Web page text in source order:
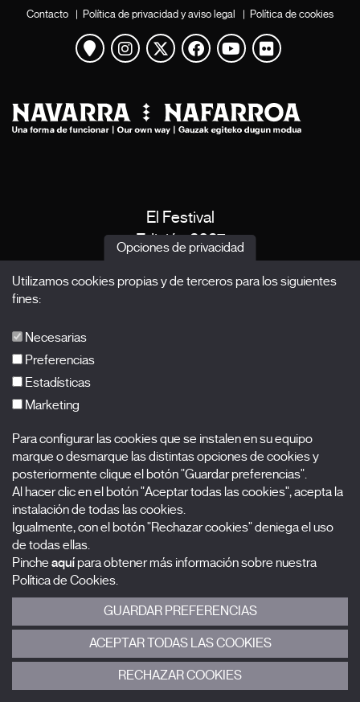
Contacto | Política de privacidad y aviso legal | Política de cookies
Ver mapa
Instagram
Twitter
Facebook
Youtube
Flickr
El Festival
Edición 2027
Acreditaciones
Nombre
Apellidos
Correo electrónico
Selecciona una categoría
0 listas seleccionadas
Acepto términos, condiciones ypolítica de privacidad
Opciones de privacidad
Utilizamos cookies propias y de terceros para los siguientes
fines:
Necesarias
Preferencias
Estadísticas
Marketing
Para configurar las cookies que se instalen en su equipo
marque o desmarque las distintas opciones de cookies y
posteriormente clique el botón "Guardar preferencias".
Al hacer clic en el botón "Aceptar todas las cookies", acepta la
instalación de todas las cookies.
Igualmente, con el botón "Rechazar cookies" deniega el uso
de todas ellas.
Pinche aquí para obtener más información sobre nuestra
Política de Cookies.
GUARDAR PREFERENCIAS
ACEPTAR TODAS LAS COOKIES
RECHAZAR COOKIES